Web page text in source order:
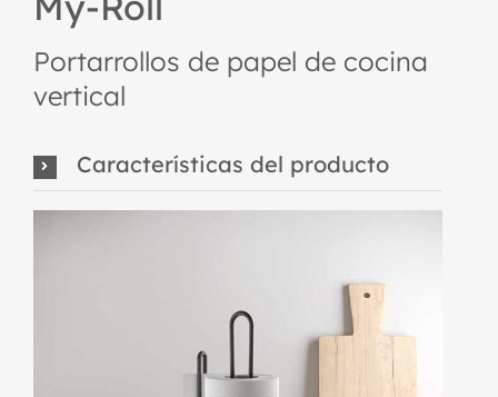
Portarrollos de papel de cocina
vertical
Características del producto